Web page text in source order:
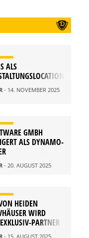
ALS
- 14. NOVEMBER 2025
GMBH
ALS DYNAMO-
- 20. AUGUST 2025
HEIDEN
WIRD
PARTNER
- 15. AUGUST 2025